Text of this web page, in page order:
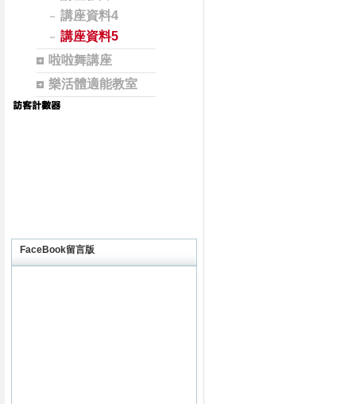
講座資料4
講座資料5
啦啦舞講座
樂活體適能教室
FaceBook留言版